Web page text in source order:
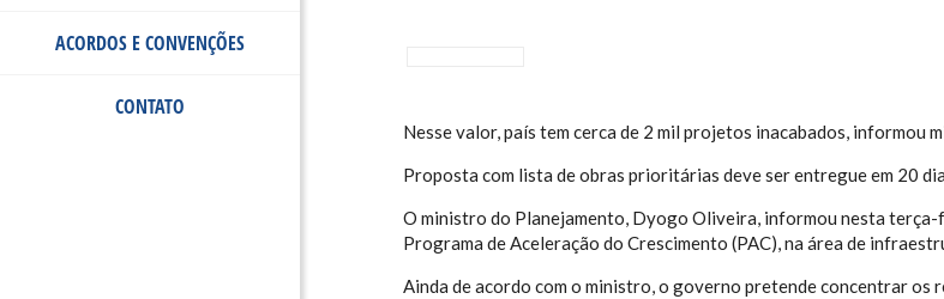
ACORDOS E CONVENÇÕES
CONTATO
Nesse valor, país tem cerca de 2 mil projetos inacabados, informou
Proposta com lista de obras prioritárias deve ser entregue em 20
O ministro do Planejamento, Dyogo Oliveira, informou nesta
Programa de Aceleração do Crescimento (PAC), na área de
Ainda de acordo com o ministro, o governo pretende concentrar os